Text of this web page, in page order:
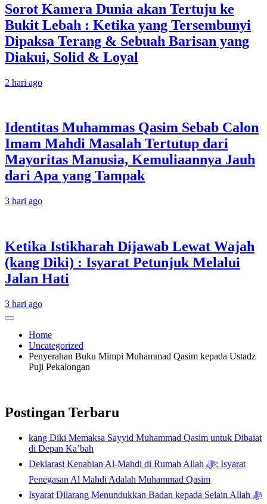
Sorot Kamera Dunia akan Tertuju ke
Bukit Lebah : Ketika yang Tersembunyi
Dipaksa Terang & Sebuah Barisan yang
Diakui, Solid & Loyal
2 hari ago
Identitas Muhammas Qasim Sebab Calon
Imam Mahdi Masalah Tertutup dari
Mayoritas Manusia, Kemuliaannya Jauh
dari Apa yang Tampak
3 hari ago
Ketika Istikharah Dijawab Lewat Wajah
(kang Diki) : Isyarat Petunjuk Melalui
Jalan Hati
3 hari ago
Home
Uncategorized
Penyerahan Buku Mimpi Muhammad Qasim kepada Ustadz
Puji Pekalongan
Postingan Terbaru
kang Diki Memaksa Sayyid Muhammad Qasim untuk Dibaiat
di Depan Ka’bah
Deklarasi Kenabian Al-Mahdi di Rumah Allah ﷻ: Isyarat
Penegasan Al Mahdi Adalah Muhammad Qasim
Isyarat Dilarang Menundukkan Badan kepada Selain Allah ﷻ